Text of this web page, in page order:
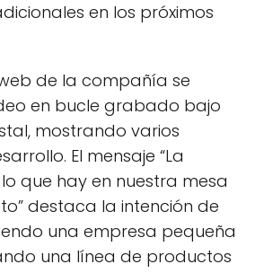
en los próximos
de la compañía se
en bucle grabado bajo
mostrando varios
El mensaje “La
que hay en nuestra mesa
destaca la intención de
una empresa pequeña
una línea de productos